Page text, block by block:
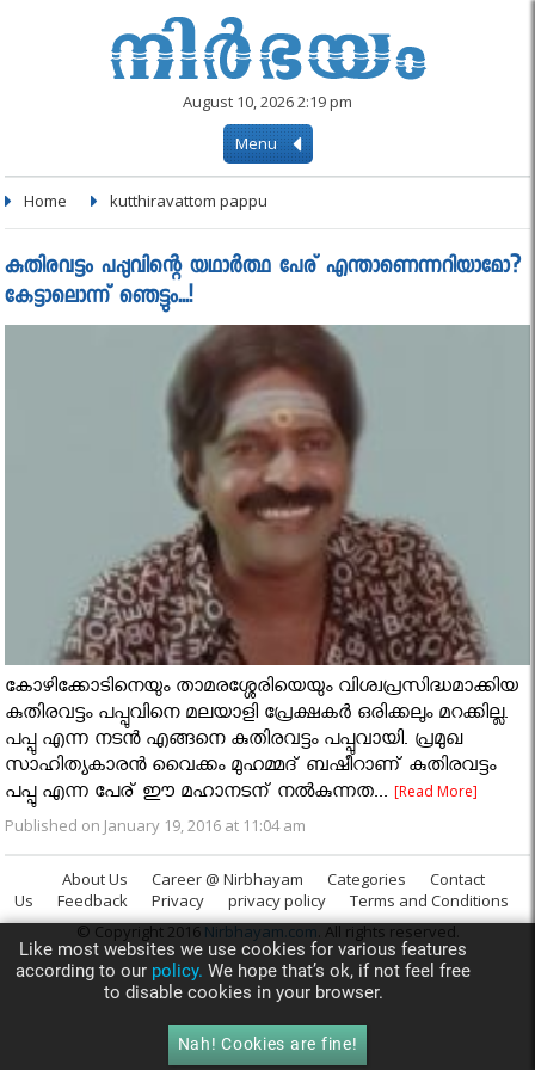
August 10, 2026 2:19 pm
Menu
Home kutthiravattom pappu
കുതിരവട്ടം പപ്പുവിന്റെ യഥാര്‍ത്ഥ പേര് എന്താണെന്നറിയാമോ?
കേട്ടാലൊന്ന് ഞെട്ടും...!
കോഴിക്കോടിനെയും താമരശ്ശേരിയെയും വിശ്വപ്രസിദ്ധമാക്കിയ
കുതിരവട്ടം പപ്പുവിനെ മലയാളി പ്രേക്ഷകർ ഒരിക്കലും മറക്കില്ല.
പപ്പു എന്ന നടന്‍ എങ്ങനെ കുതിരവട്ടം പപ്പുവായി. പ്രമുഖ
സാഹിത്യകാരന്‍ വൈക്കം മുഹമ്മദ് ബഷീറാണ് കുതിരവട്ടം
പപ്പു എന്ന പേര് ഈ മഹാനടന് നല്‍കുന്നത...[Read More]
Published on January 19, 2016 at 11:04 am
About Us Career @ Nirbhayam Categories
Contact
Us
Feedback Privacy privacy policy
Terms and Conditions
© Copyright 2016 Nirbhayam.com. All rights reserved.
Like most websites we use cookies for various features
according to our policy. We hope that’s ok, if not feel free
to disable cookies in your browser.
Nah! Cookies are fine!